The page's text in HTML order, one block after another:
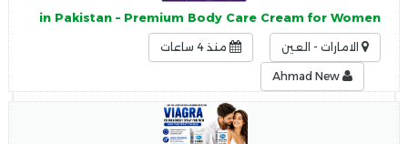
in Pakistan – Premium Body Care Cream for Women
الامارات - العين منذ 4 ساعات